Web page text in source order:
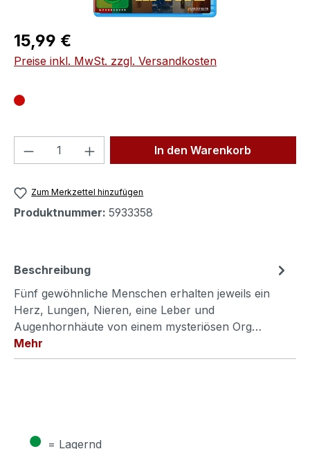
Regulärer Preis:
15,99 €
Preise inkl. MwSt. zzgl. Versandkosten
Produkt Anzahl: Gib denIn den Warenkorb
Zum Merkzettel hinzufügen
Produktnummer: 5933358
Beschreibung
Fünf gewöhnliche Menschen erhalten jeweils ein
Herz, Lungen, Nieren, eine Leber und
Augenhornhäute von einem mysteriösen Org…
Mehr
● = Lagernd